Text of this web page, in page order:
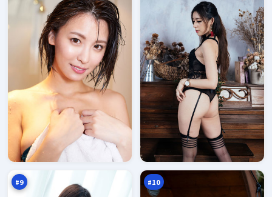
#9
梧
终
章
95
万
#10
寒
锋
夜
航
船
万